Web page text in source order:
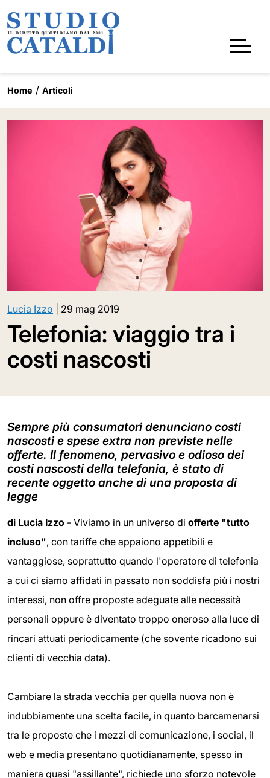
Home Articoli
Lucia Izzo 29 mag 2019
Telefonia: viaggio tra i
costi nascosti
Sempre più consumatori denunciano costi
nascosti e spese extra non previste nelle
offerte. Il fenomeno, pervasivo e odioso dei
costi nascosti della telefonia, è stato di
recente oggetto anche di una proposta di
legge
di Lucia Izzo - Viviamo in un universo di offerte "tutto
incluso", con tariffe che appaiono appetibili e
vantaggiose, soprattutto quando l'operatore di telefonia
a cui ci siamo affidati in passato non soddisfa più i nostri
interessi, non offre proposte adeguate alle necessità
personali oppure è diventato troppo oneroso alla luce di
rincari attuati periodicamente (che sovente ricadono sui
clienti di vecchia data).
Cambiare la strada vecchia per quella nuova non è
indubbiamente una scelta facile, in quanto barcamenarsi
tra le proposte che i mezzi di comunicazione, i social, il
web e media presentano quotidianamente, spesso in
maniera quasi "assillante", richiede uno sforzo notevole